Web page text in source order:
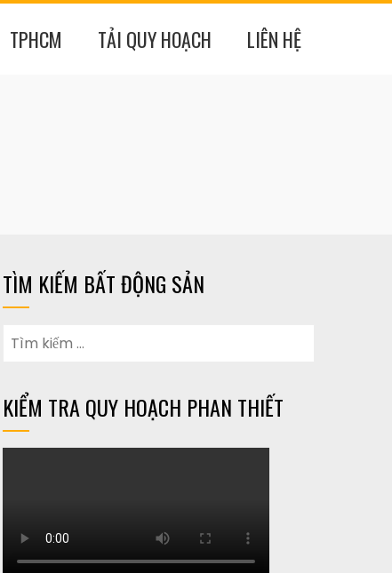
TPHCM TẢI QUY HOẠCH LIÊN HỆ
TÌM KIẾM BẤT ĐỘNG SẢN
KIỂM TRA QUY HOẠCH PHAN THIẾT